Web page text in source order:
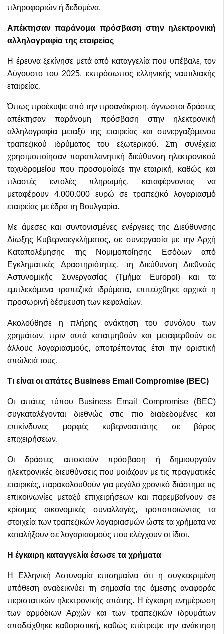
πληροφοριών ή δεδομένα.
Απέκτησαν παράνομα πρόσβαση στην ηλεκτρονική
αλληλογραφία της εταιρείας
Η έρευνα ξεκίνησε μετά από καταγγελία που υπέβαλε, τον
Αύγουστο του 2025, εκπρόσωπος ελληνικής ναυτιλιακής
εταιρείας.
Όπως προέκυψε από την προανάκριση, άγνωστοι δράστες
απέκτησαν παράνομη πρόσβαση στην ηλεκτρονική
αλληλογραφία μεταξύ της εταιρείας και συνεργαζόμενου
τραπεζικού ιδρύματος του εξωτερικού. Στη συνέχεια
χρησιμοποίησαν παραπλανητική διεύθυνση ηλεκτρονικού
ταχυδρομείου που προσομοίαζε την εταιρική, καθώς και
πλαστές εντολές πληρωμής, καταφέρνοντας να
μεταφέρουν 4.000.000 ευρώ σε τραπεζικό λογαριασμό
εταιρείας με έδρα τη Βουλγαρία.
Με άμεσες και συντονισμένες ενέργειες της Διεύθυνσης
Δίωξης Κυβερνοεγκλήματος, σε συνεργασία με την Αρχή
Καταπολέμησης της Νομιμοποίησης Εσόδων από
Εγκληματικές Δραστηριότητες, τη Διεύθυνση Διεθνούς
Αστυνομικής Συνεργασίας (Τμήμα Europol) και τα
εμπλεκόμενα τραπεζικά ιδρύματα, επιτεύχθηκε αρχικά η
προσωρινή δέσμευση των κεφαλαίων.
Ακολούθησε η πλήρης ανάκτηση του συνόλου των
χρημάτων, πριν αυτά κατατμηθούν και μεταφερθούν σε
άλλους λογαριασμούς, αποτρέποντας έτσι την οριστική
απώλειά τους.
Τι είναι οι απάτες Business Email Compromise (BEC)
Οι απάτες τύπου Business Email Compromise (BEC)
συγκαταλέγονται διεθνώς στις πιο διαδεδομένες και
επικίνδυνες μορφές κυβερνοαπάτης σε βάρος
επιχειρήσεων.
Οι δράστες αποκτούν πρόσβαση ή δημιουργούν
ηλεκτρονικές διευθύνσεις που μοιάζουν με τις πραγματικές
εταιρικές, παρακολουθούν για μεγάλο χρονικό διάστημα τις
επικοινωνίες μεταξύ επιχειρήσεων και παρεμβαίνουν σε
κρίσιμες οικονομικές συναλλαγές, τροποποιώντας τα
στοιχεία των τραπεζικών λογαριασμών ώστε τα χρήματα να
καταλήξουν σε λογαριασμούς που ελέγχουν οι ίδιοι.
Η έγκαιρη καταγγελία έσωσε τα χρήματα
Η Ελληνική Αστυνομία επισημαίνει ότι η συγκεκριμένη
υπόθεση αναδεικνύει τη σημασία της άμεσης αναφοράς
περιστατικών ηλεκτρονικής απάτης. Η έγκαιρη ενημέρωση
των αρμόδιων Αρχών και των τραπεζικών ιδρυμάτων
αποδείχθηκε καθοριστική, καθώς επέτρεψε την ανάκτηση